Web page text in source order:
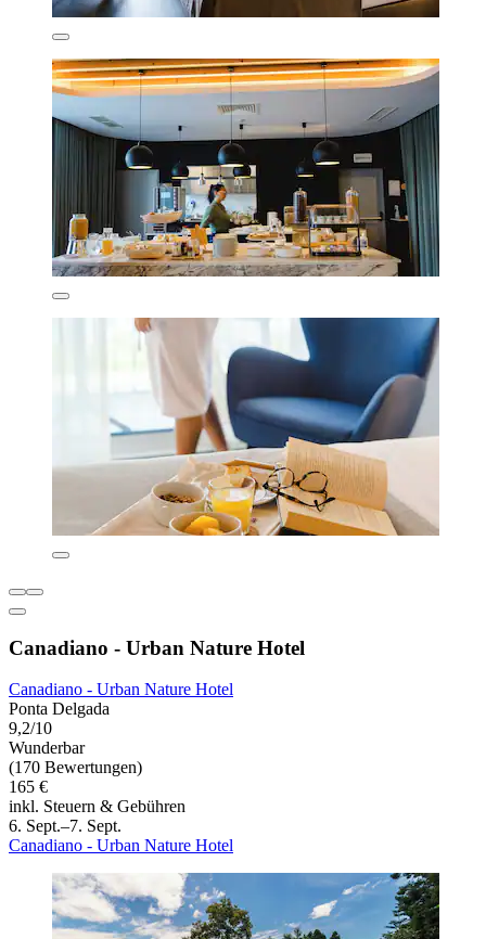
Canadiano - Urban Nature Hotel
Canadiano - Urban Nature Hotel
Ponta Delgada
9,2/10
Wunderbar
(170 Bewertungen)
165 €
inkl. Steuern & Gebühren
6. Sept.–7. Sept.
Canadiano - Urban Nature Hotel